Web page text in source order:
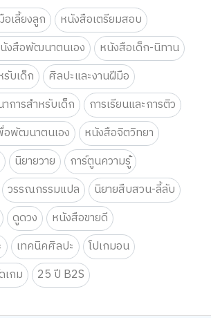
อเลี้ยงลูก
หนังสือเตรียมสอบ
งสือพัฒนาตนเอง
หนังสือเด็ก-นิทาน
บเด็ก
ศิลปะและงานฝีมือ
การสำหรับเด็ก
การเรียนและการติว
อพัฒนาตนเอง
หนังสือจิตวิทยา
นิยายวาย
การ์ตูนความรู้
วรรณกรรมแปล
นิยายสืบสวน-ลี้ลับ
ดูดวง
หนังสือขายดี
เทคนิคศิลปะ
โปเกมอน
เกม 25 ปี B2S